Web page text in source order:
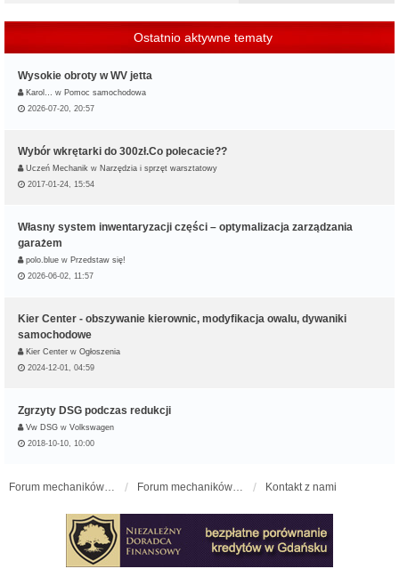
Ostatnio aktywne tematy
Wysokie obroty w WV jetta
Karol… w Pomoc samochodowa
2026-07-20, 20:57
Wybór wkrętarki do 300zł.Co polecacie??
Uczeń Mechanik w Narzędzia i sprzęt warsztatowy
2017-01-24, 15:54
Własny system inwentaryzacji części – optymalizacja zarządzania
garażem
polo.blue w Przedstaw się!
2026-06-02, 11:57
Kier Center - obszywanie kierownic, modyfikacja owalu, dywaniki
samochodowe
Kier Center w Ogłoszenia
2024-12-01, 04:59
Zgrzyty DSG podczas redukcji
Vw DSG w Volkswagen
2018-10-10, 10:00
Forum mechaników samochodowych - forum-mechaniczne.pl Forum mechaników samochodowych Kontakt z nami